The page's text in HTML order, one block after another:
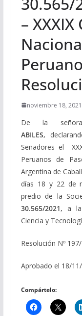
–
noviembre 18, 2021
De la señora
ABILES,
Senadores el
Peruanos de
Argentina de
días 18 y 22 de
predio de la
30.565/2021, a la
Ciencia y
Resolución Nº 197/
Aprobado el 18/
Compártelo: